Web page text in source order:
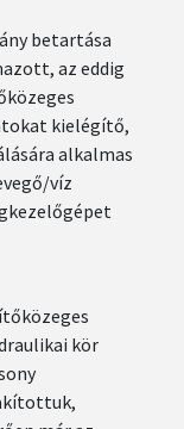
betartása
az eddig
kielégítő,
alkalmas
víz
kör